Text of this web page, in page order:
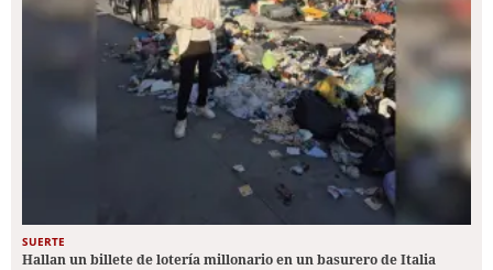
SUERTE
Hallan un billete de lotería millonario en un basurero de Italia